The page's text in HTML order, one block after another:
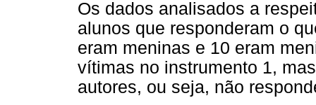
Os dados analisados a
alunos que responderam o
eram meninas e 10 eram
vítimas no instrumento 1,
autores, ou seja, não